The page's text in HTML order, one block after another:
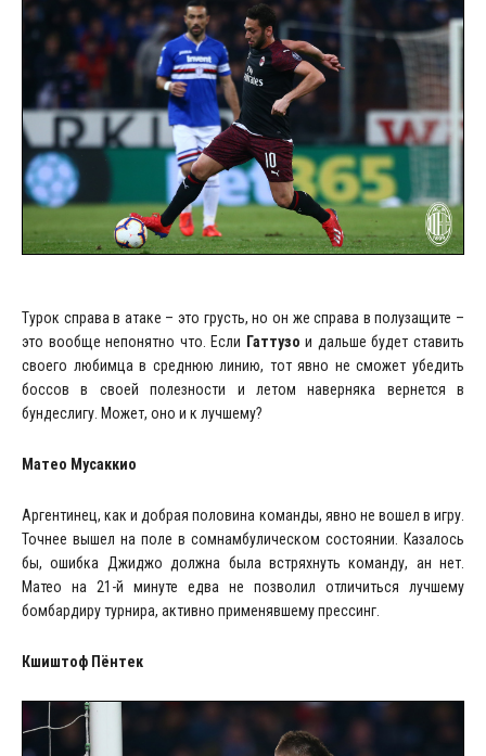
Турок справа в атаке – это грусть, но он же справа в полузащите –
это вообще непонятно что. Если Гаттузо и дальше будет ставить
своего любимца в среднюю линию, тот явно не сможет убедить
боссов в своей полезности и летом наверняка вернется в
бундеслигу. Может, оно и к лучшему?
Матео Мусаккио
Аргентинец, как и добрая половина команды, явно не вошел в игру.
Точнее вышел на поле в сомнамбулическом состоянии. Казалось
бы, ошибка Джиджо должна была встряхнуть команду, ан нет.
Матео на 21-й минуте едва не позволил отличиться лучшему
бомбардиру турнира, активно применявшему прессинг.
Кшиштоф Пёнтек